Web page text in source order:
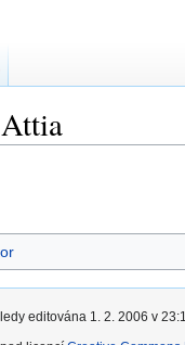
editována 1. 2. 2006 v